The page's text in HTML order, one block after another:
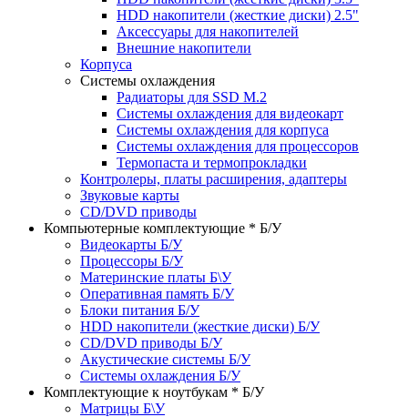
HDD накопители (жесткие диски) 2.5"
Аксессуары для накопителей
Внешние накопители
Корпуса
Системы охлаждения
Радиаторы для SSD M.2
Системы охлаждения для видеокарт
Системы охлаждения для корпуса
Системы охлаждения для процессоров
Термопаста и термопрокладки
Контролеры, платы расширения, адаптеры
Звуковые карты
CD/DVD приводы
Компьютерные комплектующие * Б/У
Видеокарты Б/У
Процессоры Б/У
Материнские платы Б\У
Оперативная память Б/У
Блоки питания Б/У
HDD накопители (жесткие диски) Б/У
CD/DVD приводы Б/У
Акустические системы Б/У
Системы охлаждения Б/У
Комплектующие к ноутбукам * Б/У
Матрицы Б\У